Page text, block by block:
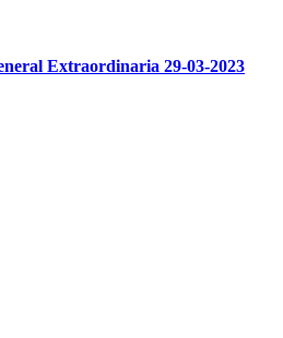
Extraordinaria 29-03-2023